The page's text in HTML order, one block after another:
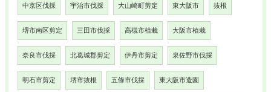
中京区伐採 宇治市伐採 大山崎町剪定 東大阪市 抜根
堺市南区剪定 三田市伐採 高槻市植栽 大阪市植栽
奈良市伐採 北葛城郡剪定 伊丹市剪定 泉佐野市伐採
明石市剪定 堺市抜根 五條市伐採 東大阪市造園